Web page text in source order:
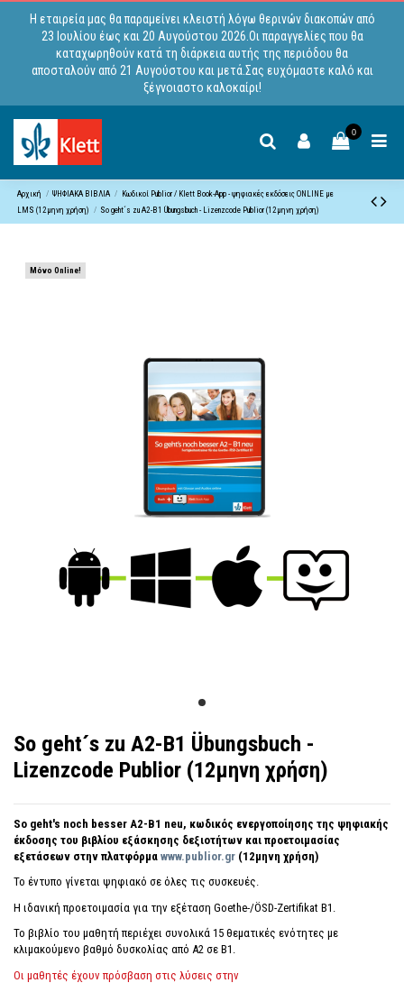
Η εταιρεία μας θα παραμείνει κλειστή λόγω θερινών διακοπών από
23 Ιουλίου έως και 20 Αυγούστου 2026.Οι παραγγελίες που θα
καταχωρηθούν κατά τη διάρκεια αυτής της περιόδου θα
αποσταλούν από 21 Αυγούστου και μετά.Σας ευχόμαστε καλό και
ξέγνοιαστο καλοκαίρι!
0
Αρχική ΨΗΦΙΑΚΑ ΒΙΒΛΙΑ
Κωδικoί Publior / Klett Book-App - ψηφιακές εκδόσεις ONLINE με
LMS (12μηνη χρήση)
So geht´s zu A2-B1 Übungsbuch - Lizenzcode Publior (12μηνη χρήση)
Μόνο Online!
So geht´s zu A2-B1 Übungsbuch -
Lizenzcode Publior (12μηνη χρήση)
So geht's noch besser A2-B1 neu, κωδικός ενεργοποίησης της ψηφιακής
έκδοσης του βιβλίου εξάσκησης δεξιοτήτων και προετοιμασίας
εξετάσεων στην πλατφόρμα www.publior.gr (12μηνη χρήση)
Το έντυπο γίνεται ψηφιακό σε όλες τις συσκευές.
Η ιδανική προετοιμασία για την εξέταση Goethe-/ÖSD-Zertifikat B1.
Το βιβλίο του μαθητή περιέχει συνολικά 15 θεματικές ενότητες με
κλιμακούμενο βαθμό δυσκολίας από Α2 σε Β1.
Οι μαθητές έχουν πρόσβαση στις λύσεις στην